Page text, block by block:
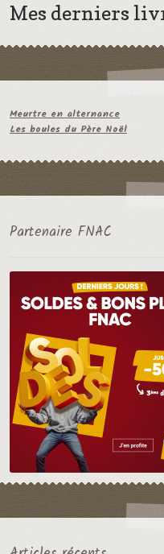
Mes derniers
Meurtre en alternance
Les boules du Père Noël
Partenaire FNAC